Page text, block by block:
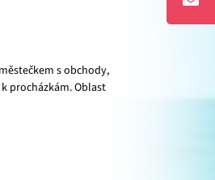
s obchody,
procházkám. Oblast